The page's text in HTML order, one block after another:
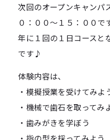
次回のオープンキャンパ
０：００～１５：００です
年に１回の１日コースと
です♪
体験内容は、
・模擬授業を受けてみよ
・機械で歯石を取ってみ
・歯みがきを学ぼう